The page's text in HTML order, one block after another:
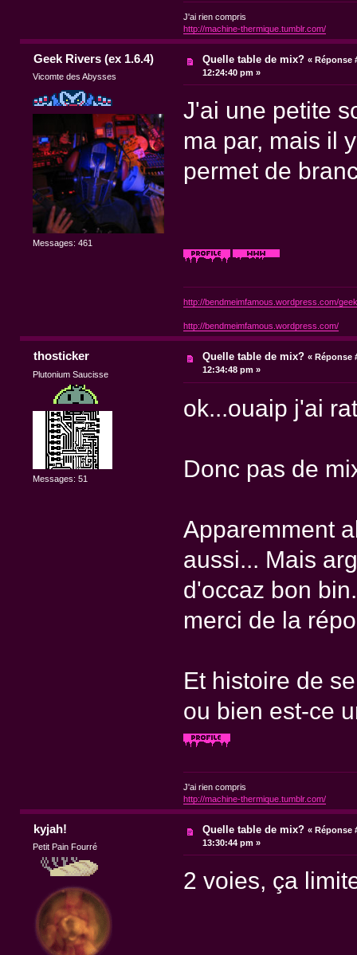
J'ai rien compris
http://machine-thermique.tumblr.com/
Geek Rivers (ex 1.6.4)
Vicomte des Abysses
Messages: 461
Quelle table de mix? «Réponse
12:24:40 pm »
J'ai une petite
ma par, mais il
permet de
http://bendmeimfamous.wordpress.com/
http://bendmeimfamous.wordpress.com/
thosticker
Plutonium Saucisse
Messages: 51
Quelle table de mix? « Réponse
12:34:48 pm »
ok...ouaip j'ai
Donc pas de
Apparemment
aussi... Mais
d'occaz bon
merci de la
Et histoire de
ou bien est-ce
J'ai rien compris
http://machine-thermique.tumblr.com/
kyjah!
Petit Pain Fourré
Quelle table de mix? «Réponse
13:30:44 pm »
2 voies, ça